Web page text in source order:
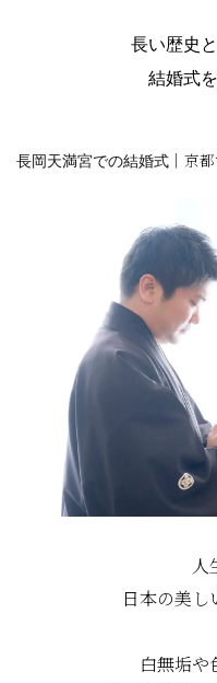
長い歴史
結婚式
長岡天満宮での結婚式 ｜京
人
日本の美し
白無垢や